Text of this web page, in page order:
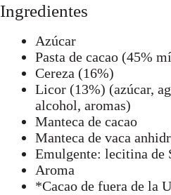
Ingredientes
Azúcar
Pasta de cacao (45%
Cereza (16%)
Licor (13%) (azúcar,
alcohol, aromas)
Manteca de cacao
Manteca de vaca
Emulgente: lecitina de
Aroma
*Cacao de fuera de la